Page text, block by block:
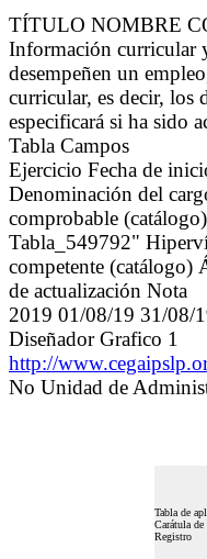
TÍTULO NOMBRE
Información curricular
desempeñen un
curricular, es decir, los
especificará si ha sido
Tabla Campos
Ejercicio Fecha de
Denominación del
comprobable
Tabla_549792"
competente (catálogo)
de actualización Nota
2019 01/08/19 31/08/
Diseñador Grafico 1
http://
No Unidad de
Tabla de
Carátula de
Registro